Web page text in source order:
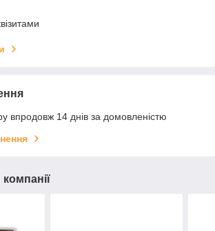
впродовж 14 днів за домовленістю